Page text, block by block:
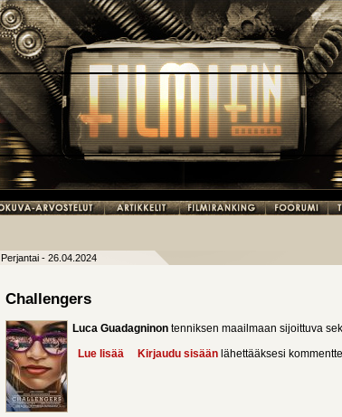
Perjantai - 26.04.2024
Challengers
Luca Guadagninon tenniksen maailmaan sijoittuva
Lue lisää about Challengers
Kirjaudu sisään lähettääksesi